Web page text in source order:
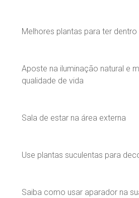
Melhores plantas para ter
Aposte na iluminação natural e
qualidade de vida
Sala de estar na área externa
Use plantas suculentas para
Saiba como usar aparador na